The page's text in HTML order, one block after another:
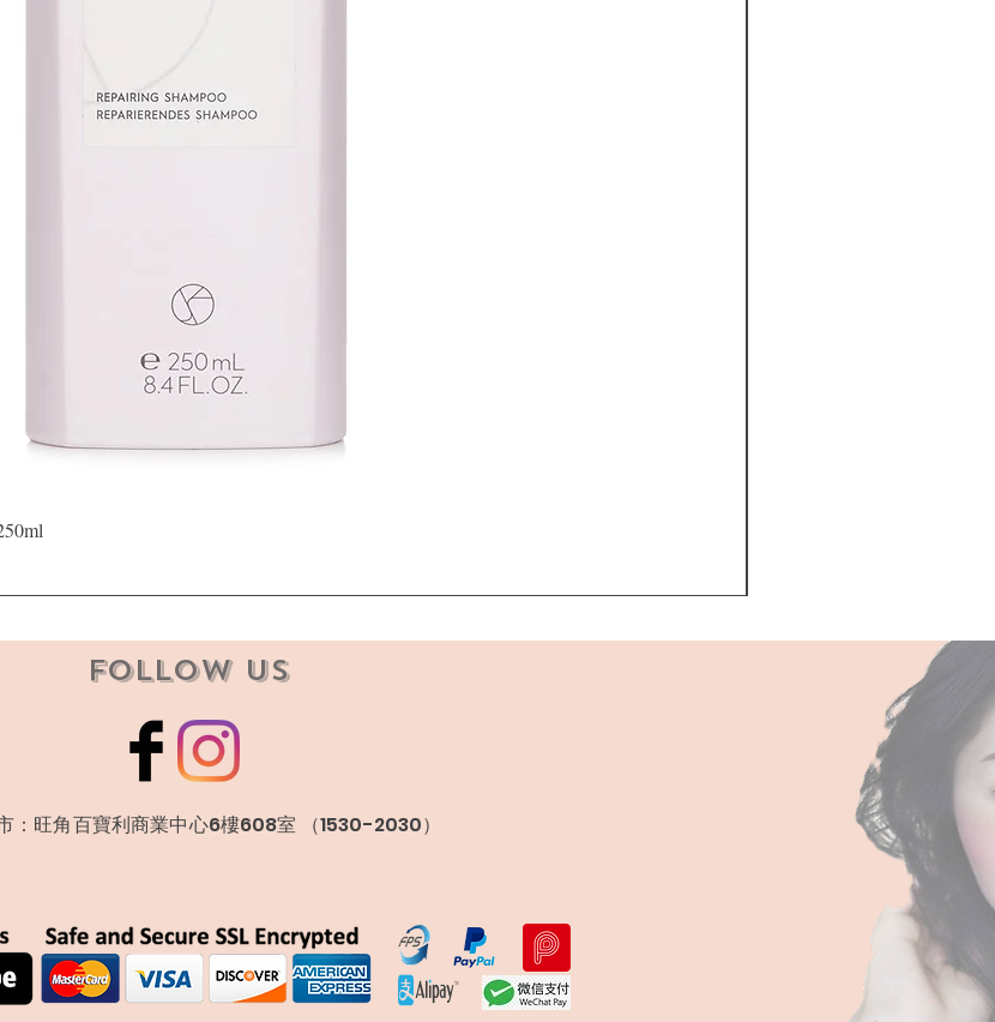
Follow Us
：旺角百寶利商業中心6樓608室 （1530-2030）